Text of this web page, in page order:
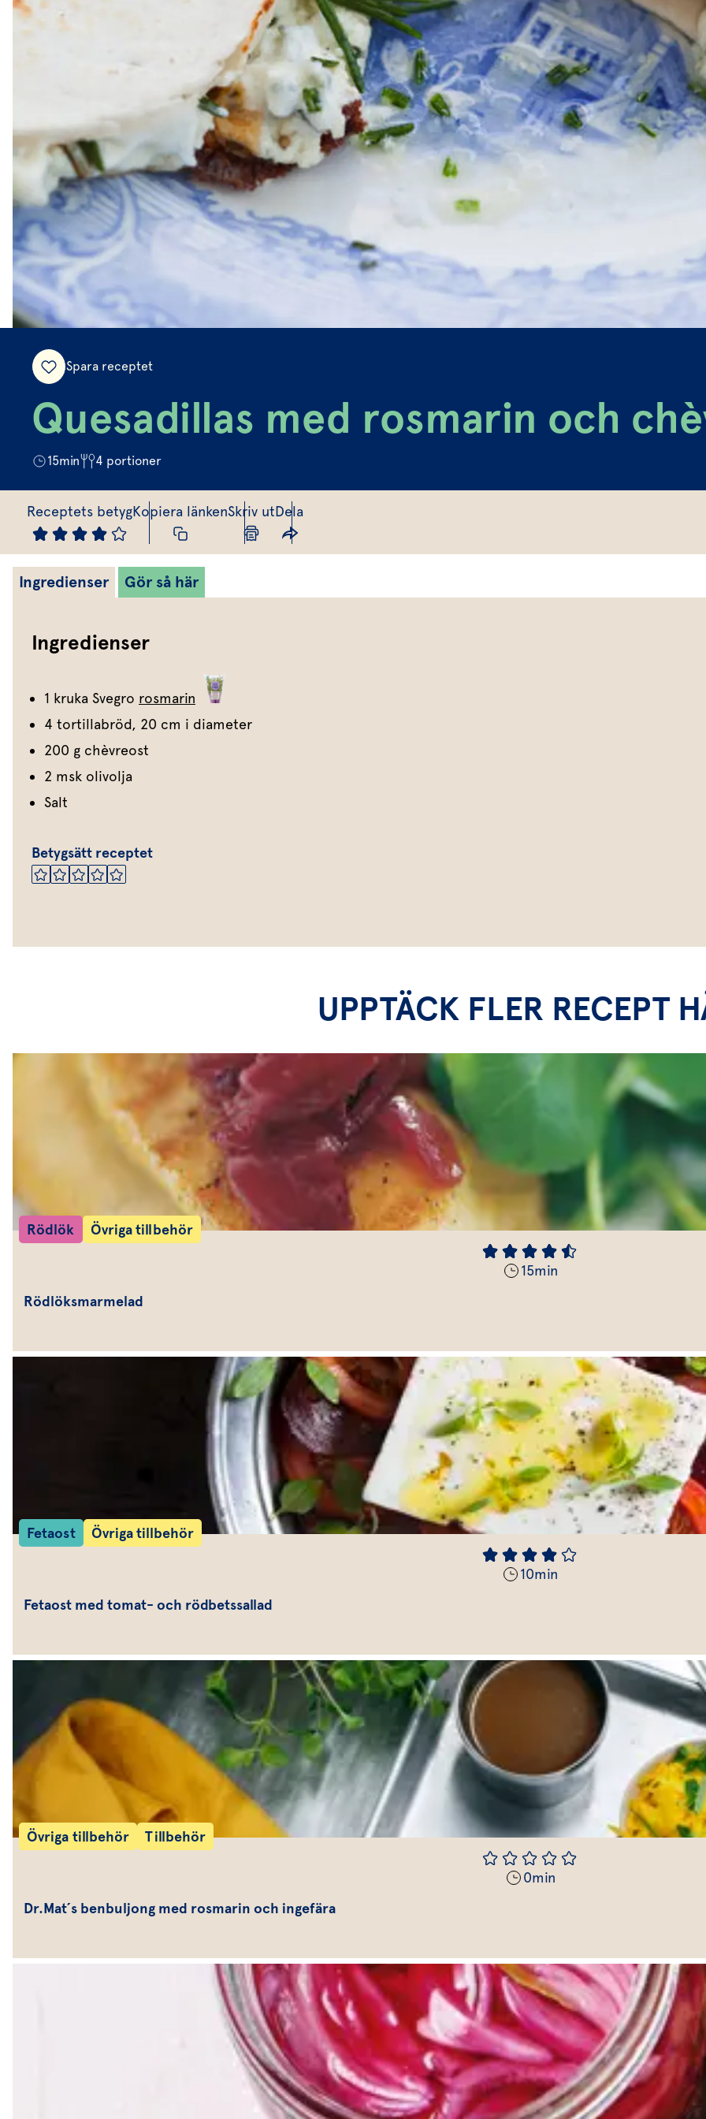
Spara receptet
Quesadillas med rosmarin och
15min 4 portioner
Receptets betygKopiera länkenSkriv utDela
Ingredienser Gör så här
Ingredienser
1 kruka Svegro rosmarin
4 tortillabröd, 20 cm i diameter
200 g chèvreost
2 msk olivolja
Salt
Betygsätt receptet
UPPTÄCK FLER RECEPT
Rödlök Övriga tillbehör
15min
Rödlöksmarmelad
Fetaost Övriga tillbehör
10min
Fetaost med tomat- och rödbetssallad
Övriga tillbehör Tillbehör
0min
Dr.Mat´s benbuljong med rosmarin och ingefära